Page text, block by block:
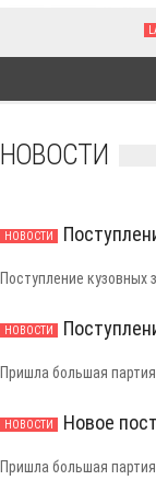
НОВОСТИ
НОВОСТИ
Поступление кузовных
НОВОСТИ
Пришла большая
НОВОСТИ Новое
Пришла большая